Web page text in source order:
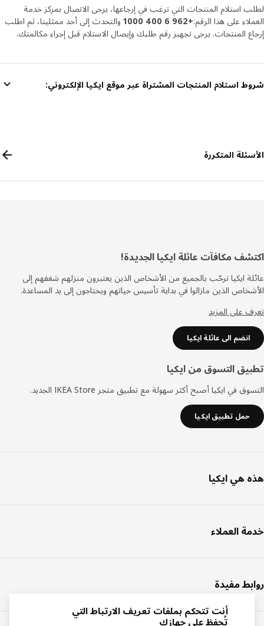
لطلب استلام المنتجات التي ترغب في إرجاعها، يرجى الاتصال بمركز خدمة
العملاء على هذا الرقم:+962 6 400 1000
والتحدث إلى أحد ممثلينا، ثم اطلب
إرجاع المنتجات. يرجى تجهيز رقم طلبك وإيصال الاستلام قبل إجراء مكالمتك.
شروط استلام المنتجات المشتراة عبر موقع ايكيا الإلكتروني:
الأسئلة المتكررة
تذييل
اكتشف مكافآت عائلة ايكيا الجديدة!
عائلة ايكيا ترحّب بالجميع من الأشخاص الذين يعتبرون منزلهم شغفهم إلى
الأشخاص الذين مازالوا في بداية تأسيس حياتهم ويحتاجون إلى يد المساعدة.
تعرف على المزيد
انضم الى عائلة ايكيا
تطبيق التسوق من ايكيا
التسوق في ايكيا أصبح أكثر سهولة مع تطبيق متجر IKEA Store الجديد.
حمل تطبيق ايكيا
هذه هي ايكيا
خدمة العملاء
روابط مفيدة
أنت تتحكم بملفات تعريف الارتباط التي
تُحفظ على جهازك